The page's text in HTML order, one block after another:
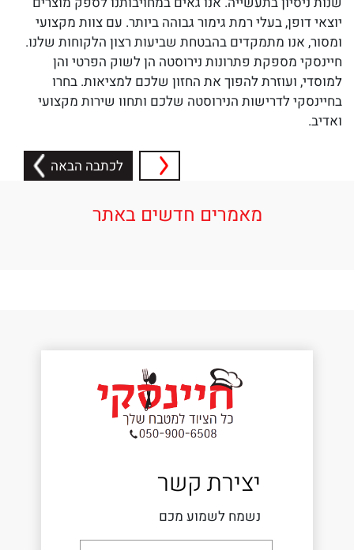
יוצאי דופן, בעלי רמת גימור גבוהה ביותר. עם צוות מקצועי
ומסור, אנו מתמקדים בהבטחת שביעות רצון הלקוחות שלנו.
חיינסקי מספקת פתרונות נירוסטה הן לשוק הפרטי והן
למוסדי, ועוזרת להפוך את החזון שלכם למציאות. בחרו
בחיינסקי לדרישות הנירוסטה שלכם ותחוו שירות מקצועי
ואדיב.
לכתבה הבאה
מאמרים חדשים באתר
יצירת קשר
נשמח לשמוע מכם